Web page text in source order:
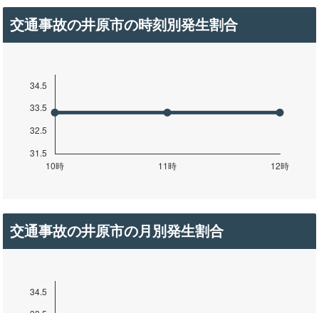
交通事故の井原市の時刻別発生割合
交通事故の井原市の月別発生割合